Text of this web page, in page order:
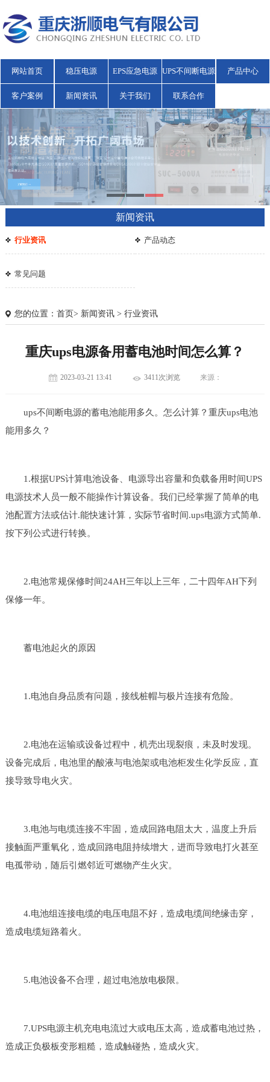
网站首页 稳压电源 EPS应急电源 UPS不间断电源 产品中心
客户案例 新闻资讯 关于我们 联系合作
1 2
新闻资讯
行业资讯 产品动态
常见问题
您的位置： 首页> 新闻资讯> 行业资讯
重庆ups电源备用蓄电池时间怎么算？
2023-03-21 13:41 3411次浏览 来源：
ups不间断电源的蓄电池能用多久。怎么计算？重庆ups电池
能用多久？
1.根据UPS计算电池设备、电源导出容量和负载备用时间UPS
电源技术人员一般不能操作计算设备。我们已经掌握了简单的电
池配置方法或估计.能快速计算，实际节省时间.ups电源方式简单.
按下列公式进行转换。
2.电池常规保修时间24AH三年以上三年，二十四年AH下列
保修一年。
蓄电池起火的原因
1.电池自身品质有问题，接线桩帽与极片连接有危险。
2.电池在运输或设备过程中，机壳出现裂痕，未及时发现。
设备完成后，电池里的酸液与电池架或电池柜发生化学反应，直
接导致导电火灾。
3.电池与电缆连接不牢固，造成回路电阻太大，温度上升后
接触面严重氧化，造成回路电阻持续增大，进而导致电打火甚至
电孤带动，随后引燃邻近可燃物产生火灾。
4.电池组连接电缆的电压电阻不好，造成电缆间绝缘击穿，
造成电缆短路着火。
5.电池设备不合理，超过电池放电极限。
7.UPS电源主机充电电流过大或电压太高，造成蓄电池过热，
造成正负极板变形粗糙，造成触碰热，造成火灾。